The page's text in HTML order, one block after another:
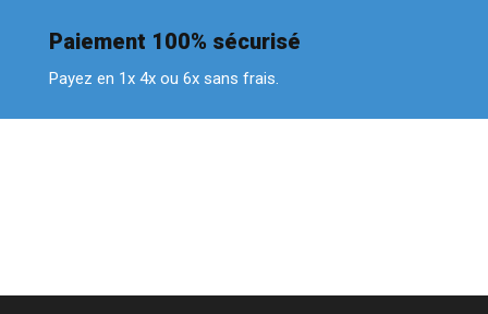
Paiement 100% sécurisé
Payez en 1x 4x ou 6x sans frais.